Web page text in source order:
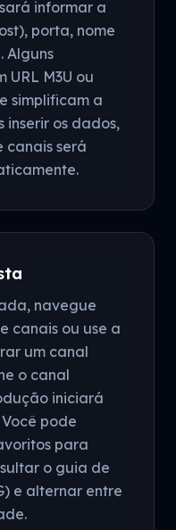
informar a
porta, nome
Alguns
M3U ou
simplificam a
inserir os dados,
canais será
navegue
canais ou use a
um canal
o canal
iniciará
pode
para
o guia de
e alternar entre